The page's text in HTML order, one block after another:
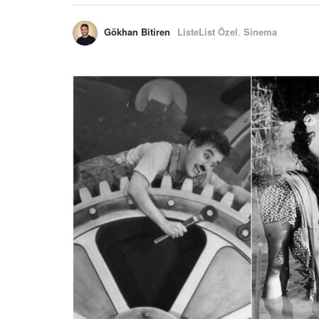
Gökhan Bitiren ListeList Özel, Sinema